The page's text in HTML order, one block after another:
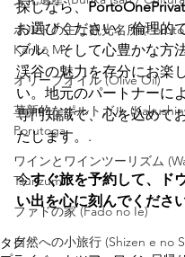
ポルトの主な観光名所
Kankō M
オリーブオイル (Olive Oil)
革新的なポルトガル
Porutoga
ワインとワインツーリズム
Tsūrizum
ファドの家 (Fado no Ie)
自然への小旅行 (Shizen e no
探しなら、
お選びください。倫理的
ブル、そして心豊かな方
渓谷の魅力を存分にお楽
い。地元のパートナーに
専門知識で、心を込めて
たします。.
今すぐ旅を予約して、ド
い出を心に刻んでください
タグ：